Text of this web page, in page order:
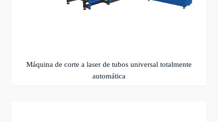
Máquina de corte a laser de tubos universal totalmente
automática